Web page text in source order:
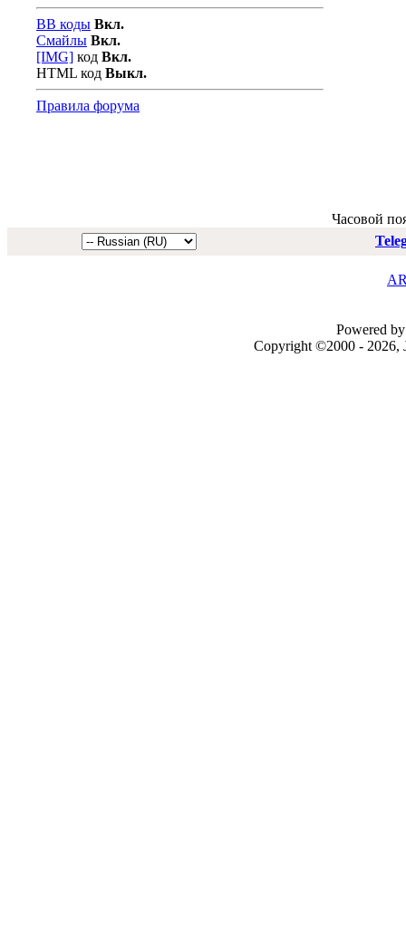
BB коды Вкл.
Смайлы Вкл.
[IMG] код Вкл.
HTML код Выкл.
Правила форума
Часовой
Powered
Copyright ©2000 - 2026,